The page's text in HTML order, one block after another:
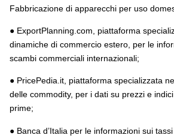
Fabbricazione di apparecchi per uso
● ExportPlanning.com, piattaforma
dinamiche di commercio estero, per le
scambi commerciali internazionali;
● PricePedia.it, piattaforma specializzata
delle commodity, per i dati su prezzi e
prime;
● Banca d’Italia per le informazioni sui